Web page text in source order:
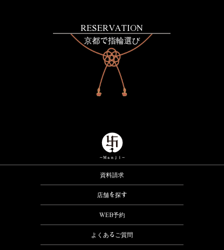
RESERVATION
京都で指輪選び
資料請求
店舗を探す
WEB予約
よくあるご質問